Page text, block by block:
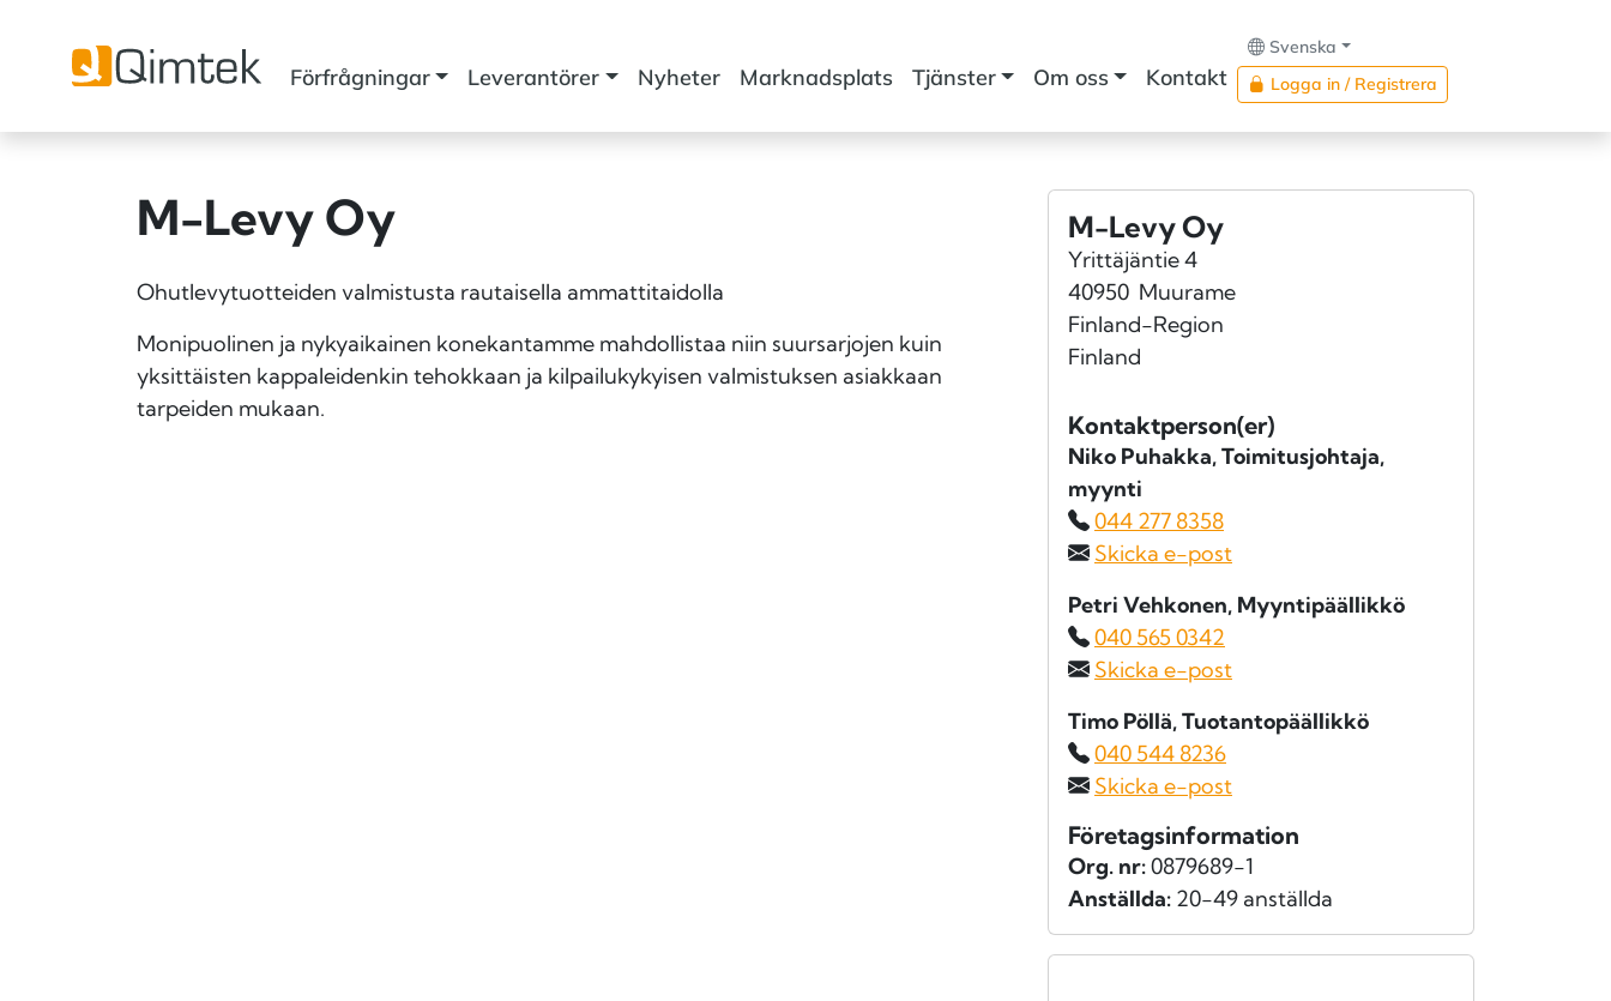
Förfrågningar Leverantörer Nyheter Marknadsplats Tjänster Om oss Kontakt
Svenska
Logga in / Registrera
M-Levy Oy
Ohutlevytuotteiden valmistusta rautaisella ammattitaidolla
Monipuolinen ja nykyaikainen konekantamme mahdollistaa niin suursarjojen kuin
yksittäisten kappaleidenkin tehokkaan ja kilpailukykyisen valmistuksen asiakkaan
tarpeiden mukaan.
M-Levy Oy
Yrittäjäntie 4
40950 Muurame
Finland-Region
Finland
Kontaktperson(er)
Niko Puhakka, Toimitusjohtaja,
myynti
044 277 8358
Skicka e-post
Petri Vehkonen, Myyntipäällikkö
040 565 0342
Skicka e-post
Timo Pöllä, Tuotantopäällikkö
040 544 8236
Skicka e-post
Företagsinformation
Org. nr:0879689-1
Anställda: 20-49 anställda